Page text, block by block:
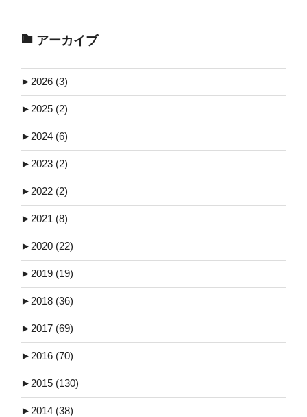
アーカイブ
► 2026 (3)
► 2025 (2)
► 2024 (6)
► 2023 (2)
► 2022 (2)
► 2021 (8)
► 2020 (22)
► 2019 (19)
► 2018 (36)
► 2017 (69)
► 2016 (70)
► 2015 (130)
► 2014 (38)